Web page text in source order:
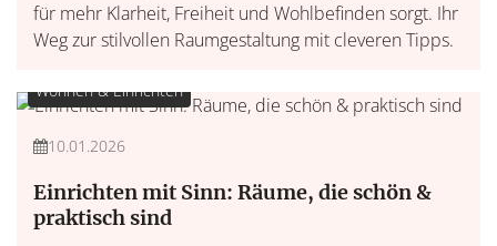
für mehr Klarheit, Freiheit und Wohlbefinden sorgt. Ihr
Weg zur stilvollen Raumgestaltung mit cleveren Tipps.
Wohnen & Einrichten
10.01.2026
Einrichten mit Sinn: Räume, die schön &
praktisch sind